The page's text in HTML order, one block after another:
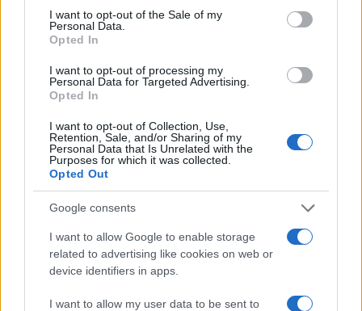
consent section.
I want to opt-out of the Sale of my
Personal Data.
Opted In
I want to opt-out of processing my
Personal Data for Targeted Advertising.
Opted In
I want to opt-out of Collection, Use,
Retention, Sale, and/or Sharing of my
Personal Data that Is Unrelated with the
Purposes for which it was collected.
Opted Out
Google consents
I want to allow Google to enable storage
related to advertising like cookies on web or
device identifiers in apps.
I want to allow my user data to be sent to
FINANÇA
Ouro e dólar sob pressão: como os mercados estão
respondendo às últimas notícias